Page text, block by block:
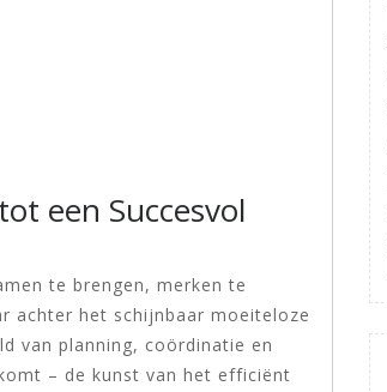
een Succesvol
te brengen, merken te
achter het schijnbaar moeiteloze
van planning, coördinatie en
– de kunst van het efficiënt